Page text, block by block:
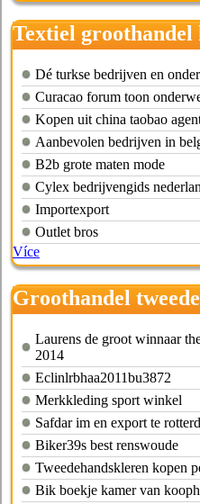
Textiel groothandel
Dé turkse bedrijven en
Curacao forum toon
Kopen uit china taobao
Aanbevolen bedrijven in
B2b grote maten mode
Cylex bedrijvengids
Importexport
Outlet bros
Více
Groothandel
kleding nederland
Laurens de groot winnaar
2014
Eclinlrbhaa2011bu3872
Merkkleding sport winkel
Safdar im en export te
Biker39s best renswoude
Tweedehandskleren kopen
Bik boekje kamer van